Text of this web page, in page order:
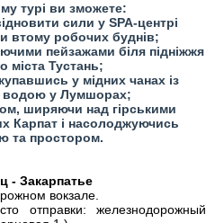
турі ви зможете:
сили у SPA-центрі
втому робочих буднів;
пейзажами біля підніжжя
міста Тустань;
у мідних чанах із
водою у Лумшорах;
ширяючи над гірськими
Карпат і насолоджуючись
та простором.
- Закарпатье
вокзале.
отправки: железнодорожный